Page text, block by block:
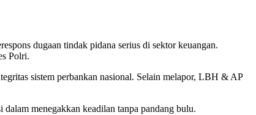
dugaan tindak pidana serius di sektor keuangan.
Polri.
sistem perbankan nasional. Selain melapor, LBH & AP
menegakkan keadilan tanpa pandang bulu.